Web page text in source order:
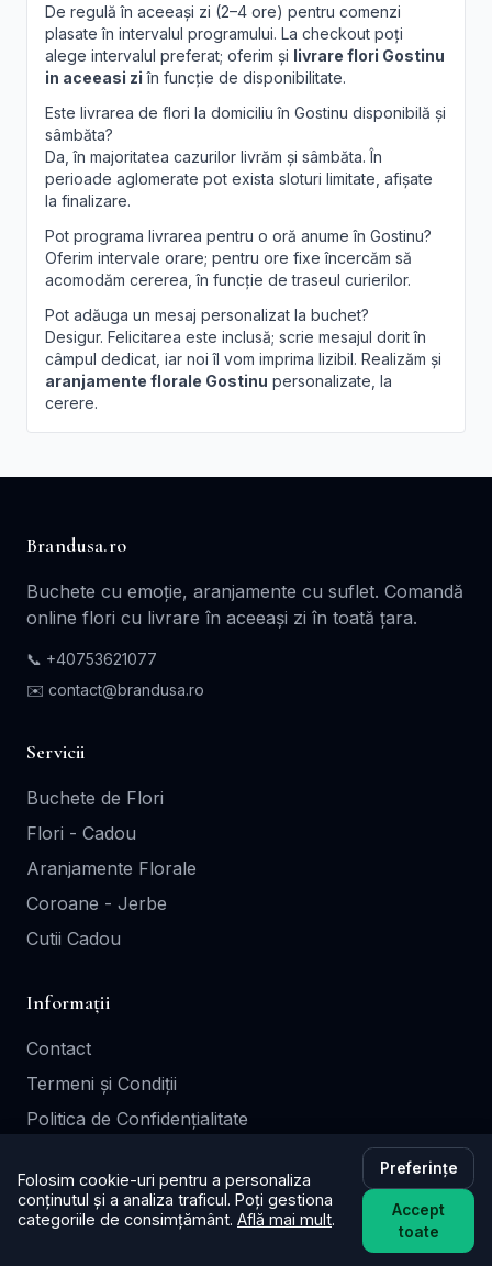
De regulă în aceeași zi (2–4 ore) pentru comenzi
plasate în intervalul programului. La checkout poți
alege intervalul preferat; oferim și livrare flori Gostinu
in aceeasi zi în funcție de disponibilitate.
Este livrarea de flori la domiciliu în Gostinu disponibilă și
sâmbăta?
Da, în majoritatea cazurilor livrăm și sâmbăta. În
perioade aglomerate pot exista sloturi limitate, afișate
la finalizare.
Pot programa livrarea pentru o oră anume în Gostinu?
Oferim intervale orare; pentru ore fixe încercăm să
acomodăm cererea, în funcție de traseul curierilor.
Pot adăuga un mesaj personalizat la buchet?
Desigur. Felicitarea este inclusă; scrie mesajul dorit în
câmpul dedicat, iar noi îl vom imprima lizibil. Realizăm și
aranjamente florale Gostinu personalizate, la
cerere.
Brandusa.ro
Buchete cu emoție, aranjamente cu suflet. Comandă
online flori cu livrare în aceeași zi în toată țara.
📞 +40753621077
✉️ contact@brandusa.ro
Servicii
Buchete de Flori
Flori - Cadou
Aranjamente Florale
Coroane - Jerbe
Cutii Cadou
Informații
Contact
Termeni și Condiții
Politica de Confidențialitate
Înscrie-ți florăria
Folosim cookie-uri pentru a personaliza
conținutul și a analiza traficul. Poți gestiona
categoriile de consimțământ. Află mai mult.
Preferințe
Accept
toate